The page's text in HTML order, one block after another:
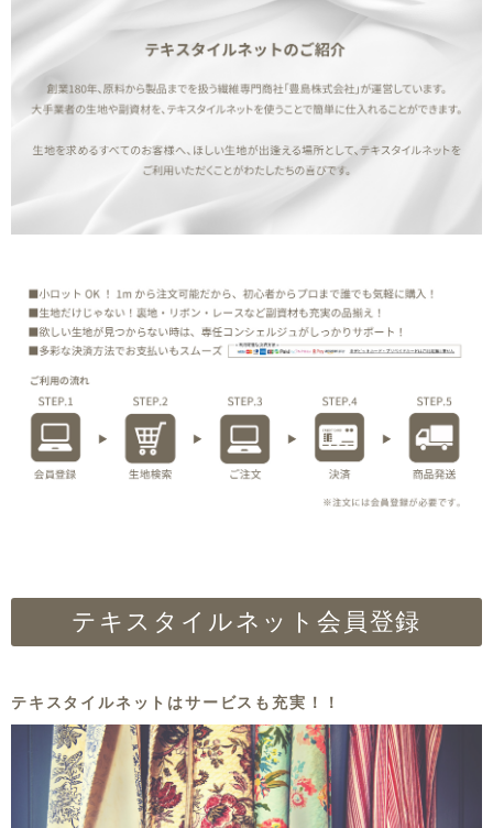
テキスタイルネット会員登録
テキスタイルネットはサービスも充実！！